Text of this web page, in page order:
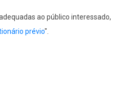
ao público interessado,
prévio".